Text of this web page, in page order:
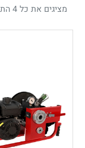
מציגים את כל ⁦4⁩ התוצאות